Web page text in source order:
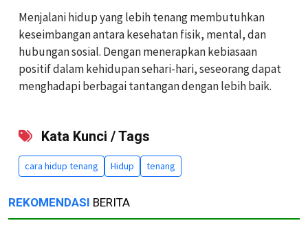
Menjalani hidup yang lebih tenang membutuhkan
keseimbangan antara kesehatan fisik, mental, dan
hubungan sosial. Dengan menerapkan kebiasaan
positif dalam kehidupan sehari-hari, seseorang dapat
menghadapi berbagai tantangan dengan lebih baik.
Kata Kunci / Tags
cara hidup tenang Hidup tenang
REKOMENDASI BERITA